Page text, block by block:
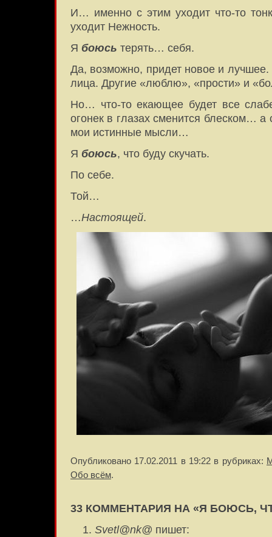
И… именно с этим уходит что-то
уходит Нежность.
Я боюсь терять… себя.
Да, возможно, придет новое и
лица. Другие «люблю», «прости» и
Но… что-то екающее будет все
огонек в глазах сменится блеском… а
мои истинные мысли…
Я боюсь, что буду скучать.
По себе.
Той…
…Настоящей.
Опубликовано 17.02.2011 в 19:22 в рубриках:
Обо всём.
33 КОММЕНТАРИЯ НА «Я БОЮСЬ,
Svetl@nk@ пишет: